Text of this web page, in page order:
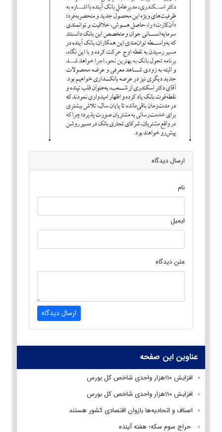
ارسال دیدگاه
نام
ایمیل
متن دیدگاه
ارسال دیدگاه
عناوین این صفحه
افزایش ۱۱۰هزار واحدی شاخص کل بورس
افزایش ۱۱۰هزار واحدی شاخص کل بورس
اصناف و اتحادیه‌ها بازوان اقتصادی کشور هستند
حراج سوم سکه؛ هفته‌ آینده